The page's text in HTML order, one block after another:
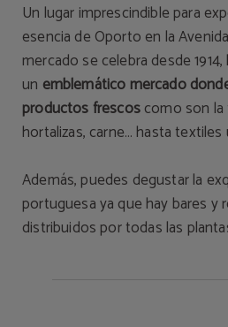
Un lugar imprescindible para
esencia de Oporto en la
mercado se celebra desde
un emblemático mercado
productos frescoscomo son la
hortalizas, carne… hasta
Además, puedes degustar la
portuguesa ya que hay bares y
distribuidos por todas las